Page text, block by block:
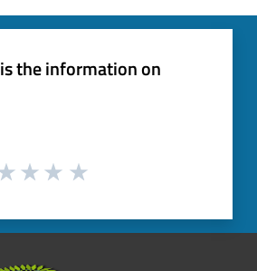
the information on